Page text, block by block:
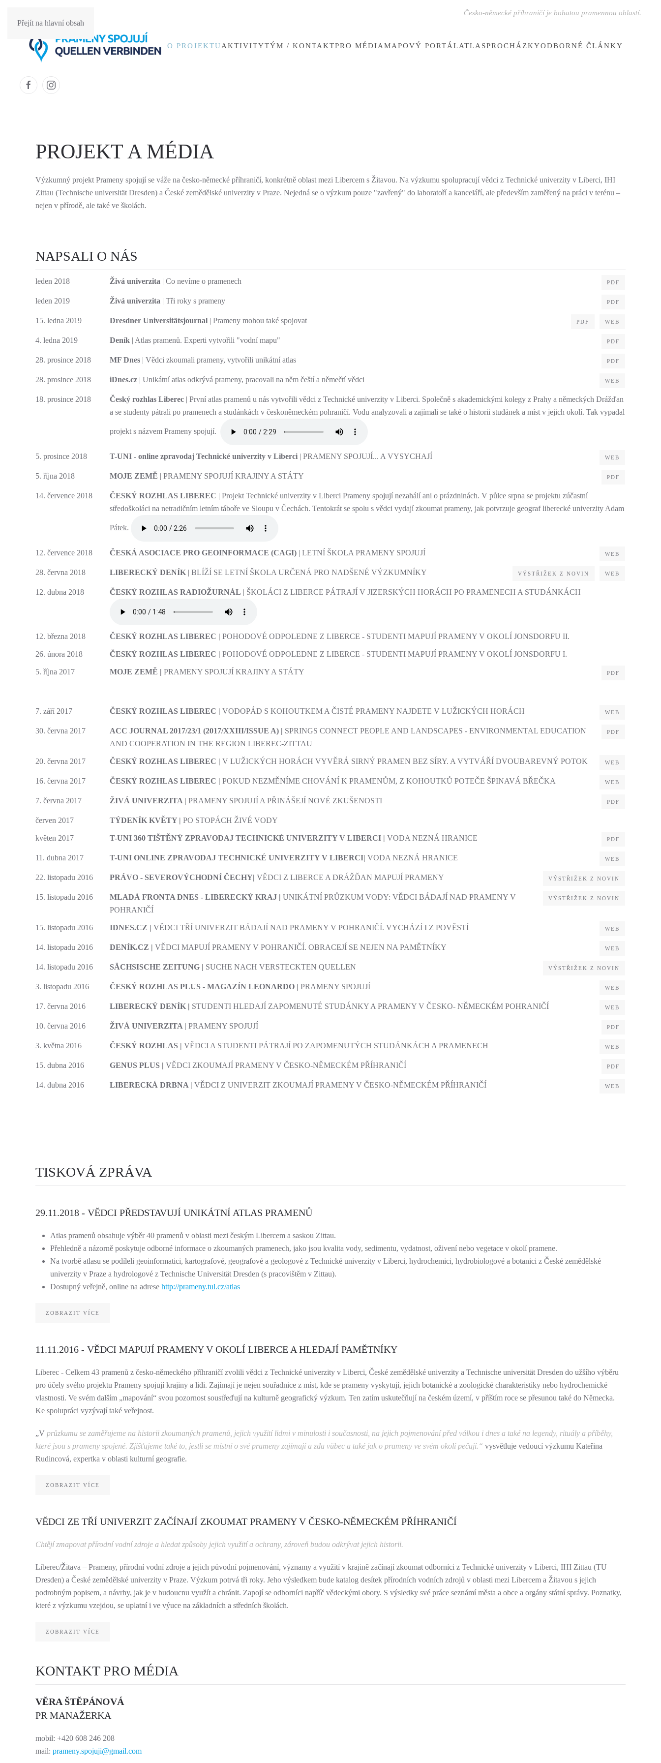
Přejít na hlavní obsah
Česko-německé příhraničí je bohatou pramennou oblastí.
O PROJEKTUAKTIVITYTÝM / KONTAKTPRO MÉDIAMAPOVÝ PORTÁLATLASPROCHÁZKYODBORNÉ ČLÁNKY
PROJEKT A MÉDIA
Výzkumný projekt Prameny spojují se váže na česko-německé příhraničí, konkrétně oblast mezi Libercem s Žitavou. Na výzkumu spolupracují vědci z Technické univerzity v Liberci, IHI
Zittau (Technische universität Dresden) a České zemědělské univerzity v Praze. Nejedná se o výzkum pouze "zavřený" do laboratoří a kanceláří, ale především zaměřený na práci v terénu –
nejen v přírodě, ale také ve školách.
NAPSALI O NÁS
leden 2018 Živá univerzita | Co nevíme o pramenech PDF
leden 2019 Živá univerzita | Tři roky s prameny PDF
15. ledna 2019 Dresdner Universitätsjournal| Prameny mohou také spojovat PDF WEB
4. ledna 2019 Deník | Atlas pramenů. Experti vytvořili "vodní mapu" PDF
28. prosince 2018 MF Dnes | Vědci zkoumali prameny, vytvořili unikátní atlas PDF
28. prosince 2018 iDnes.cz | Unikátní atlas odkrývá prameny, pracovali na něm čeští a němečtí vědci WEB
18. prosince 2018 Český rozhlas Liberec | První atlas pramenů u nás vytvořili vědci z Technické univerzity v Liberci. Společně s akademickými kolegy z Prahy a německých Drážďan
a se studenty pátrali po pramenech a studánkách v českoněmeckém pohraničí. Vodu analyzovali a zajímali se také o historii studánek a míst v jejich okolí. Tak vypadal
projekt s názvem Prameny spojují.
5. prosince 2018 T-UNI - online zpravodaj Technické univerzity v Liberci | PRAMENY SPOJUJÍ... A VYSYCHAJÍ WEB
5. října 2018 MOJE ZEMĚ | PRAMENY SPOJUJÍ KRAJINY A STÁTY PDF
14. července 2018 ČESKÝ ROZHLAS LIBEREC | Projekt Technické univerzity v Liberci Prameny spojují nezahálí ani o prázdninách. V půlce srpna se projektu zúčastní
středoškoláci na netradičním letním táboře ve Sloupu v Čechách. Tentokrát se spolu s vědci vydají zkoumat prameny, jak potvrzuje geograf liberecké univerzity Adam
Pátek.
12. července 2018 ČESKÁ ASOCIACE PRO GEOINFORMACE (CAGI)| LETNÍ ŠKOLA PRAMENY SPOJUJÍ WEB
28. června 2018 LIBERECKÝ DENÍK| BLÍŽÍ SE LETNÍ ŠKOLA URČENÁ PRO NADŠENÉ VÝZKUMNÍKY VÝSTŘIŽEK Z NOVIN WEB
12. dubna 2018 ČESKÝ ROZHLAS RADIOŽURNÁL | ŠKOLÁCI Z LIBERCE PÁTRAJÍ V JIZERSKÝCH HORÁCH PO PRAMENECH A STUDÁNKÁCH
12. března 2018 ČESKÝ ROZHLAS LIBEREC |POHODOVÉ ODPOLEDNE Z LIBERCE - STUDENTI MAPUJÍ PRAMENY V OKOLÍ JONSDORFU II.
26. února 2018 ČESKÝ ROZHLAS LIBEREC |POHODOVÉ ODPOLEDNE Z LIBERCE - STUDENTI MAPUJÍ PRAMENY V OKOLÍ JONSDORFU I.
5. října 2017 MOJE ZEMĚ | PRAMENY SPOJUJÍ KRAJINY A STÁTY PDF
7. září 2017 ČESKÝ ROZHLAS LIBEREC | VODOPÁD S KOHOUTKEM A ČISTÉ PRAMENY NAJDETE V LUŽICKÝCH HORÁCH WEB
30. června 2017 ACC JOURNAL 2017/23/1 (2017/XXIII/ISSUE A) | SPRINGS CONNECT PEOPLE AND LANDSCAPES - ENVIRONMENTAL EDUCATION
AND COOPERATION IN THE REGION LIBEREC-ZITTAU
PDF
20. června 2017 ČESKÝ ROZHLAS LIBEREC | V LUŽICKÝCH HORÁCH VYVĚRÁ SIRNÝ PRAMEN BEZ SÍRY. A VYTVÁŘÍ DVOUBAREVNÝ POTOK WEB
16. června 2017 ČESKÝ ROZHLAS LIBEREC | POKUD NEZMĚNÍME CHOVÁNÍ K PRAMENŮM, Z KOHOUTKŮ POTEČE ŠPINAVÁ BŘEČKA WEB
7. června 2017 ŽIVÁ UNIVERZITA | PRAMENY SPOJUJÍ A PŘINÁŠEJÍ NOVÉ ZKUŠENOSTI PDF
červen 2017 TÝDENÍK KVĚTY |PO STOPÁCH ŽIVÉ VODY
květen 2017 T-UNI 360 TIŠTĚNÝ ZPRAVODAJ TECHNICKÉ UNIVERZITY V LIBERCI | VODA NEZNÁ HRANICE PDF
11. dubna 2017 T-UNI ONLINE ZPRAVODAJ TECHNICKÉ UNIVERZITY V LIBERCI| VODA NEZNÁ HRANICE WEB
22. listopadu 2016 PRÁVO - SEVEROVÝCHODNÍ ČECHY| VĚDCI Z LIBERCE A DRÁŽĎAN MAPUJÍ PRAMENY VÝSTŘIŽEK Z NOVIN
15. listopadu 2016 MLADÁ FRONTA DNES - LIBERECKÝ KRAJ | UNIKÁTNÍ PRŮZKUM VODY: VĚDCI BÁDAJÍ NAD PRAMENY V
POHRANIČÍ
VÝSTŘIŽEK Z NOVIN
15. listopadu 2016 IDNES.CZ | VĚDCI TŘÍ UNIVERZIT BÁDAJÍ NAD PRAMENY V POHRANIČÍ. VYCHÁZÍ I Z POVĚSTÍ WEB
14. listopadu 2016 DENÍK.CZ | VĚDCI MAPUJÍ PRAMENY V POHRANIČÍ. OBRACEJÍ SE NEJEN NA PAMĚTNÍKY WEB
14. listopadu 2016 SÄCHSISCHE ZEITUNG | SUCHE NACH VERSTECKTEN QUELLEN VÝSTŘIŽEK Z NOVIN
3. listopadu 2016 ČESKÝ ROZHLAS PLUS - MAGAZÍN LEONARDO | PRAMENY SPOJUJÍ WEB
17. června 2016 LIBERECKÝ DENÍK | STUDENTI HLEDAJÍ ZAPOMENUTÉ STUDÁNKY A PRAMENY V ČESKO- NĚMECKÉM POHRANIČÍ WEB
10. června 2016 ŽIVÁ UNIVERZITA | PRAMENY SPOJUJÍ PDF
3. května 2016 ČESKÝ ROZHLAS | VĚDCI A STUDENTI PÁTRAJÍ PO ZAPOMENUTÝCH STUDÁNKÁCH A PRAMENECH WEB
15. dubna 2016 GENUS PLUS | VĚDCI ZKOUMAJÍ PRAMENY V ČESKO-NĚMECKÉM PŘÍHRANIČÍ PDF
14. dubna 2016 LIBERECKÁ DRBNA | VĚDCI Z UNIVERZIT ZKOUMAJÍ PRAMENY V ČESKO-NĚMECKÉM PŘÍHRANIČÍ WEB
TISKOVÁ ZPRÁVA
29.11.2018 - VĚDCI PŘEDSTAVUJÍ UNIKÁTNÍ ATLAS PRAMENŮ
Atlas pramenů obsahuje výběr 40 pramenů v oblasti mezi českým Libercem a saskou Zittau.
Přehledně a názorně poskytuje odborné informace o zkoumaných pramenech, jako jsou kvalita vody, sedimentu, vydatnost, oživení nebo vegetace v okolí pramene.
Na tvorbě atlasu se podíleli geoinformatici, kartografové, geografové a geologové z Technické univerzity v Liberci, hydrochemici, hydrobiologové a botanici z České zemědělské
univerzity v Praze a hydrologové z Technische Universität Dresden (s pracovištěm v Zittau).
Dostupný veřejně, online na adrese http://prameny.tul.cz/atlas
ZOBRAZIT VÍCE
11.11.2016 - VĚDCI MAPUJÍ PRAMENY V OKOLÍ LIBERCE A HLEDAJÍ PAMĚTNÍKY
Liberec - Celkem 43 pramenů z česko-německého příhraničí zvolili vědci z Technické univerzity v Liberci, České zemědělské univerzity a Technische universität Dresden do užšího výběru
pro účely svého projektu Prameny spojují krajiny a lidi. Zajímají je nejen souřadnice z míst, kde se prameny vyskytují, jejich botanické a zoologické charakteristiky nebo hydrochemické
vlastnosti. Ve svém dalším „mapování“ svou pozornost soustřeďují na kulturně geografický výzkum. Ten zatím uskutečňují na českém území, v příštím roce se přesunou také do Německa.
Ke spolupráci vyzývají také veřejnost.
„V průzkumu se zaměřujeme na historii zkoumaných pramenů, jejich využití lidmi v minulosti i současnosti, na jejich pojmenování před válkou i dnes a také na legendy, rituály a příběhy,
které jsou s prameny spojené. Zjišťujeme také to, jestli se místní o své prameny zajímají a zda vůbec a také jak o prameny ve svém okolí pečují.“ vysvětluje vedoucí výzkumu Kateřina
Rudincová, expertka v oblasti kulturní geografie.
ZOBRAZIT VÍCE
VĚDCI ZE TŘÍ UNIVERZIT ZAČÍNAJÍ ZKOUMAT PRAMENY V ČESKO-NĚMECKÉM PŘÍHRANIČÍ
Chtějí zmapovat přírodní vodní zdroje a hledat způsoby jejich využití a ochrany, zároveň budou odkrývat jejich historii.
Liberec/Žitava – Prameny, přírodní vodní zdroje a jejich původní pojmenování, významy a využití v krajině začínají zkoumat odborníci z Technické univerzity v Liberci, IHI Zittau (TU
Dresden) a České zemědělské univerzity v Praze. Výzkum potrvá tři roky. Jeho výsledkem bude katalog desítek přírodních vodních zdrojů v oblasti mezi Libercem a Žitavou s jejich
podrobným popisem, a návrhy, jak je v budoucnu využít a chránit. Zapojí se odborníci napříč vědeckými obory. S výsledky své práce seznámí města a obce a orgány státní správy. Poznatky,
které z výzkumu vzejdou, se uplatní i ve výuce na základních a středních školách.
ZOBRAZIT VÍCE
KONTAKT PRO MÉDIA
VĚRA ŠTĚPÁNOVÁ
PR MANAŽERKA
mobil: +420 608 246 208
mail: prameny.spojuji@gmail.com